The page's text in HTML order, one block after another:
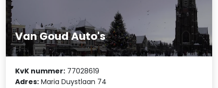
Van Goud Auto's
KvK nummer: 77028619
Adres: Maria Duystlaan 74